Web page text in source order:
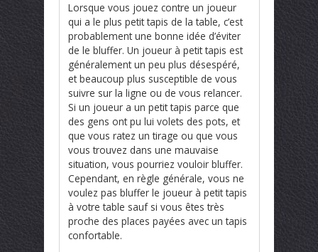
Lorsque vous jouez contre un joueur
qui a le plus petit tapis de la table, c’est
probablement une bonne idée d’éviter
de le bluffer. Un joueur à petit tapis est
généralement un peu plus désespéré,
et beaucoup plus susceptible de vous
suivre sur la ligne ou de vous relancer.
Si un joueur a un petit tapis parce que
des gens ont pu lui volets des pots, et
que vous ratez un tirage ou que vous
vous trouvez dans une mauvaise
situation, vous pourriez vouloir bluffer.
Cependant, en règle générale, vous ne
voulez pas bluffer le joueur à petit tapis
à votre table sauf si vous êtes très
proche des places payées avec un tapis
confortable.